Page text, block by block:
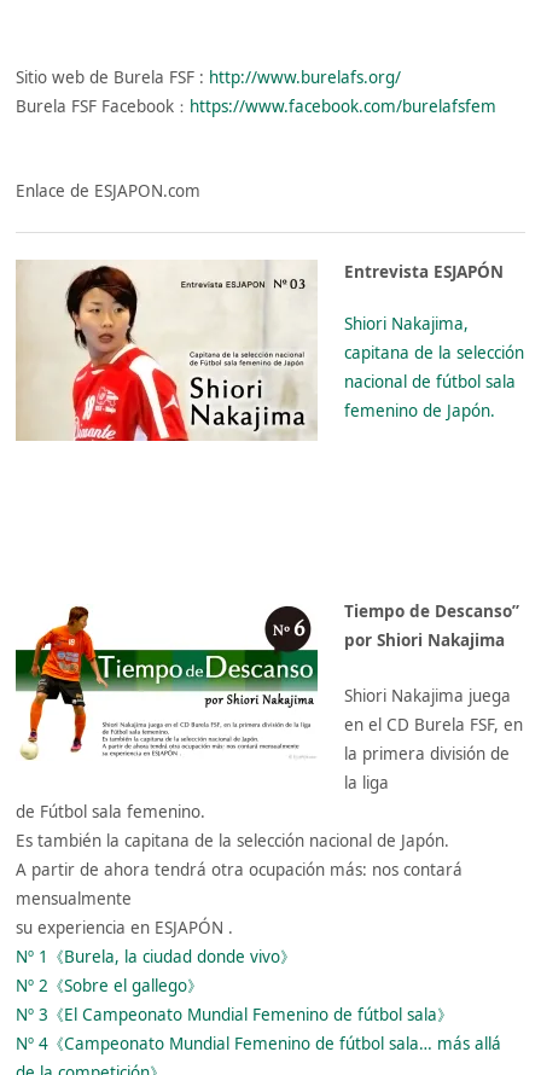
Sitio web de Burela FSF : http://www.burelafs.org/
Burela FSF Facebook： https://www.facebook.com/burelafsfem
Enlace de ESJAPON.com
Entrevista ESJAPÓN
Shiori Nakajima,
capitana de la selección
nacional de fútbol sala
femenino de Japón.
Tiempo de Descanso”
por Shiori Nakajima
Shiori Nakajima juega
en el CD Burela FSF, en
la primera división de
la liga
de Fútbol sala femenino.
Es también la capitana de la selección nacional de Japón.
A partir de ahora tendrá otra ocupación más: nos contará
mensualmente
su experiencia en ESJAPÓN .
Nº 1《Burela, la ciudad donde vivo》
Nº 2《Sobre el gallego》
Nº 3《El Campeonato Mundial Femenino de fútbol sala》
Nº 4《Campeonato Mundial Femenino de fútbol sala… más allá